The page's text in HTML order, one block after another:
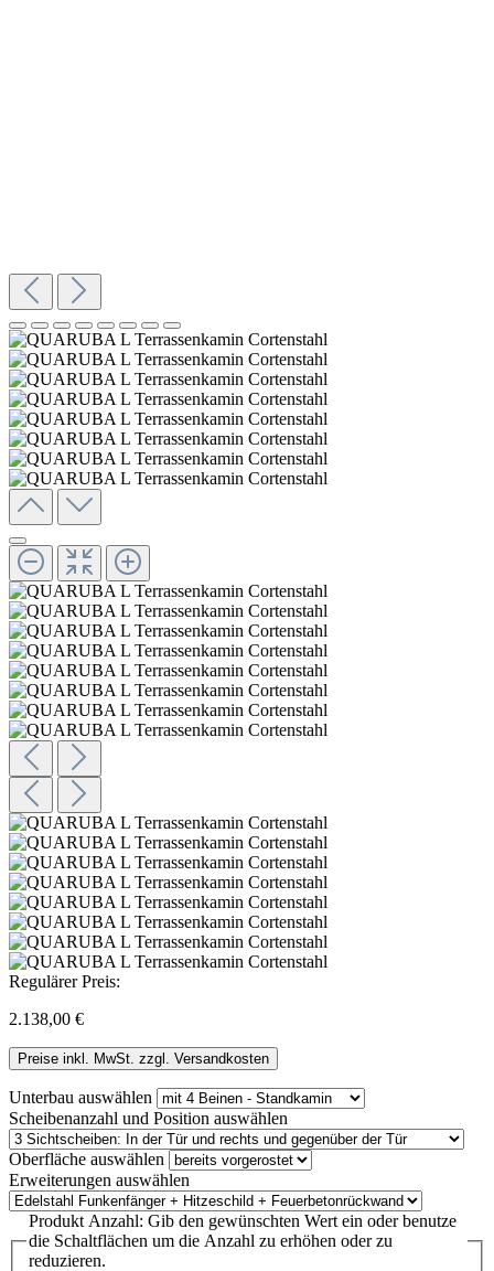
Regulärer Preis:
2.138,00 €
Preise inkl. MwSt. zzgl. Versandkosten
Unterbau auswählen
Scheibenanzahl und Position auswählen
Oberfläche auswählen
Erweiterungen auswählen
Produkt Anzahl: Gib den gewünschten Wert ein oder benutze
die Schaltflächen um die Anzahl zu erhöhen oder zu
reduzieren.